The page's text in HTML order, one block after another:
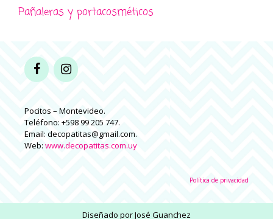
Pañaleras y portacosméticos
Pocitos – Montevideo.
Teléfono: +598 99 205 747.
Email: decopatitas@gmail.com.
Web: www.decopatitas.com.uy
Política de privacidad
Diseñado porJosé Guanchez